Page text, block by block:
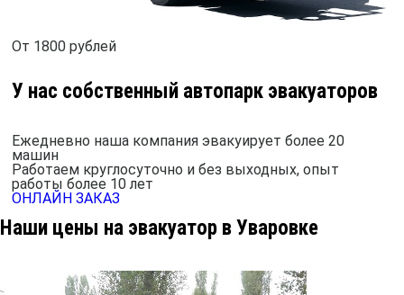
От 1800 рублей
У нас собственный автопарк эвакуаторов
Ежедневно наша компания эвакуирует более 20
машин
Работаем круглосуточно и без выходных, опыт
работы более 10 лет
ОНЛАЙН ЗАКАЗ
Наши цены на эвакуатор в Уваровке